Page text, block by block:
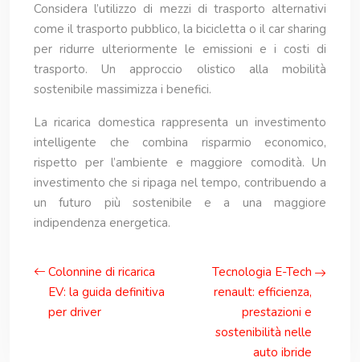
Considera l’utilizzo di mezzi di trasporto alternativi
come il trasporto pubblico, la bicicletta o il car sharing
per ridurre ulteriormente le emissioni e i costi di
trasporto. Un approccio olistico alla mobilità
sostenibile massimizza i benefici.
La ricarica domestica rappresenta un investimento
intelligente che combina risparmio economico,
rispetto per l’ambiente e maggiore comodità. Un
investimento che si ripaga nel tempo, contribuendo a
un futuro più sostenibile e a una maggiore
indipendenza energetica.
Colonnine di ricarica
EV: la guida definitiva
per driver
Tecnologia E-Tech
renault: efficienza,
prestazioni e
sostenibilità nelle
auto ibride